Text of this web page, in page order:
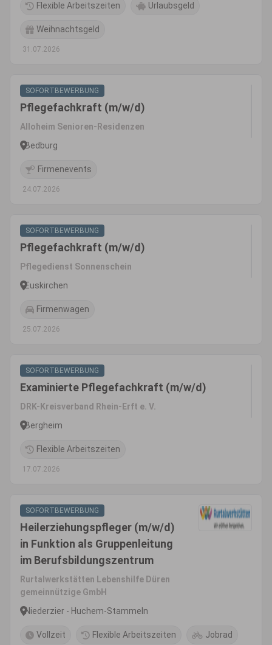
Flexible Arbeitszeiten Urlaubsgeld
Weihnachtsgeld
31.07.2026
SOFORTBEWERBUNG
Pflegefachkraft (m/w/d)
Alloheim Senioren-Residenzen
Bedburg
Firmenevents
24.07.2026
SOFORTBEWERBUNG
Pflegefachkraft (m/w/d)
Pflegedienst Sonnenschein
Euskirchen
Firmenwagen
25.07.2026
SOFORTBEWERBUNG
Examinierte Pflegefachkraft (m/w/d)
DRK-Kreisverband Rhein-Erft e. V.
Bergheim
Flexible Arbeitszeiten
17.07.2026
SOFORTBEWERBUNG
Heilerziehungspfleger (m/w/d)
in Funktion als Gruppenleitung
im Berufsbildungszentrum
Rurtalwerkstätten Lebenshilfe Düren
gemeinnützige GmbH
Niederzier - Huchem-Stammeln
Vollzeit Flexible Arbeitszeiten Jobrad